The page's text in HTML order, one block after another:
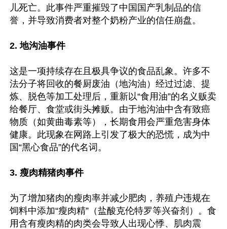
儿死亡。此事件严重摧毁了中国国产乳制品的信
誉，并导致消费者对整个奶粉产业的信任崩盘。
2. 地沟油事件
这是一项持续存在且极具争议的食品乱象。许多不
法分子将回收的餐厨废油（地沟油）经过过滤、提
炼、脱色等加工处理后，重新以“食用油”的名义贩卖
给餐厅、食堂或街头摊贩。由于地沟油中含有致癌
物质（如黄曲毒素等），长期食用会严重危害身体
健康。此现象在网路上引发了极大的恐慌，成为中
国“黑心食品”的代名词。
3. 瘦肉精猪肉事件
为了增加猪肉的瘦肉率并减少肥肉，养殖户违规在
饲料中添加“瘦肉精”（盐酸克伦特罗等兴奋剂）。食
用含有瘦肉精的肉类会导致人出现心悸、肌肉震